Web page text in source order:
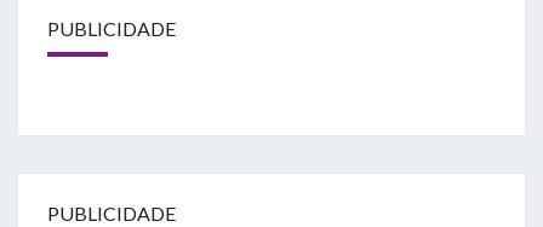
PUBLICIDADE
PUBLICIDADE